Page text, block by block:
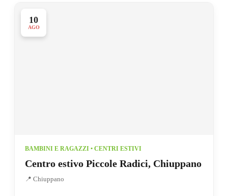
10
AGO
BAMBINI E RAGAZZI • CENTRI ESTIVI
Centro estivo Piccole Radici, Chiuppano
📍 Chiuppano